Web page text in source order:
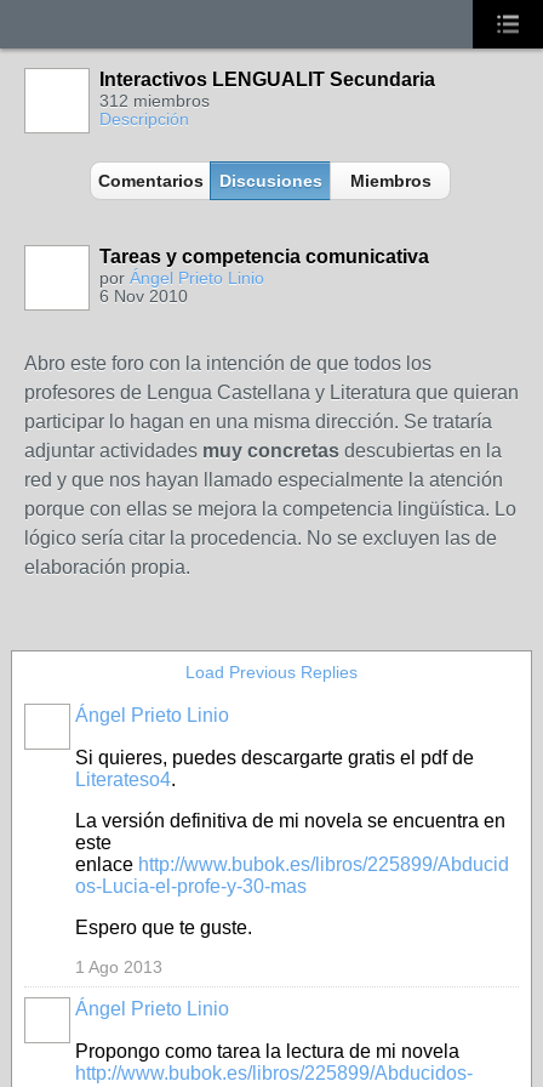
Interactivos LENGUALIT Secundaria
312 miembros
Descripción
Comentarios Discusiones Miembros
Tareas y competencia comunicativa
por Ángel Prieto Linio
6 Nov 2010
Abro este foro con la intención de que todos los
profesores de Lengua Castellana y Literatura que quieran
participar lo hagan en una misma dirección. Se trataría
adjuntar actividades muy concretas descubiertas en la
red y que nos hayan llamado especialmente la atención
porque con ellas se mejora la competencia lingüística. Lo
lógico sería citar la procedencia. No se excluyen las de
elaboración propia.
Load Previous Replies
Ángel Prieto Linio
Si quieres, puedes descargarte gratis el pdf de
Literateso4.
La versión definitiva de mi novela se encuentra en
este
enlace http://www.bubok.es/libros/225899/Abducid
os-Lucia-el-profe-y-30-mas
Espero que te guste.
1 Ago 2013
Ángel Prieto Linio
Propongo como tarea la lectura de mi novela
http://www.bubok.es/libros/225899/Abducidos-